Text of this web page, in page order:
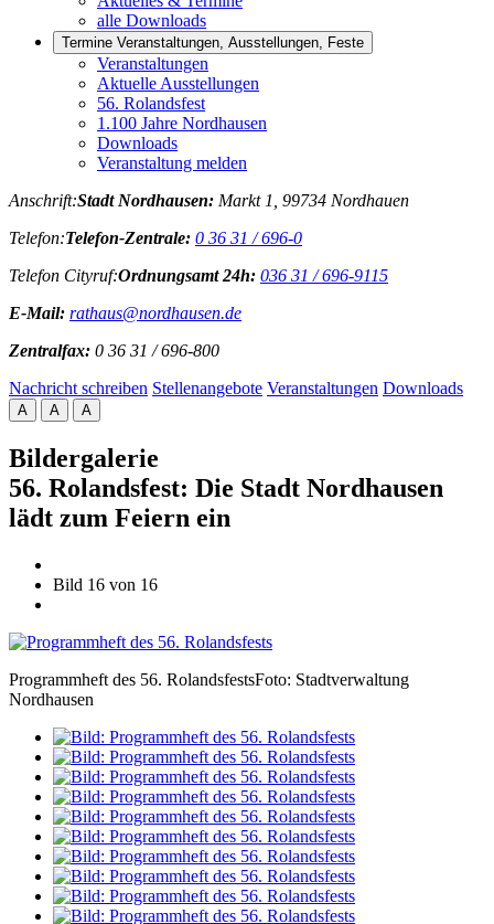
alle Downloads
Termine Veranstaltungen, Ausstellungen, Feste
Veranstaltungen
Aktuelle Ausstellungen
56. Rolandsfest
1.100 Jahre Nordhausen
Downloads
Veranstaltung melden
Anschrift:Stadt Nordhausen: Markt 1, 99734 Nordhauen
Telefon:Telefon-Zentrale: 0 36 31 / 696-0
Telefon Cityruf:Ordnungsamt 24h: 036 31 / 696-9115
E-Mail: rathaus@nordhausen.de
Zentralfax: 0 36 31 / 696-800
Nachricht schreiben Stellenangebote Veranstaltungen Downloads
A A A
Bildergalerie
56. Rolandsfest: Die Stadt Nordhausen
lädt zum Feiern ein
Bild 16 von 16
Programmheft des 56. RolandsfestsFoto: Stadtverwaltung
Nordhausen